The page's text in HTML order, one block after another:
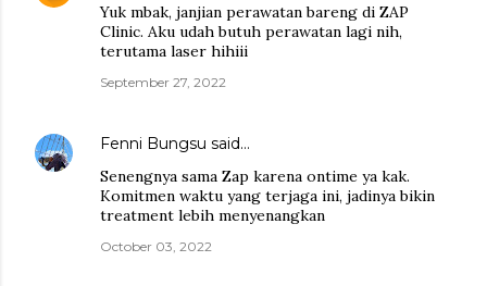
Yuk mbak, janjian perawatan bareng di ZAP
Clinic. Aku udah butuh perawatan lagi nih,
terutama laser hihiii
September 27, 2022
Fenni Bungsu said…
Senengnya sama Zap karena ontime ya kak.
Komitmen waktu yang terjaga ini, jadinya bikin
treatment lebih menyenangkan
October 03, 2022